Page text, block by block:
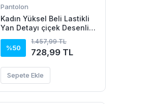
Pantolon
Kadın Yüksel Beli Lastikli
Yan Detayı çiçek Desenli
%50
1.457,99 TL
728,99 TL
Sepete Ekle